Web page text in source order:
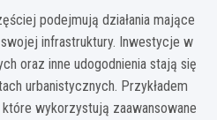
podejmują działania mające
infrastruktury. Inwestycje w
oraz inne udogodnienia stają się
urbanistycznych. Przykładem
wykorzystują zaawansowane